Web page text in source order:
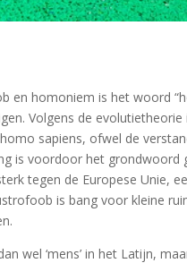
en homoniem is het woord
Volgens de
sapiens, ofwel de
is voordoor het grondwoord
tegen de Europese Unie,
is bang voor kleine
wel ‘mens’ in het Latijn,